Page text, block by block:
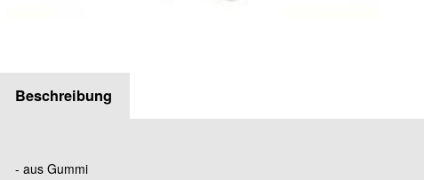
Beschreibung
- aus Gummi